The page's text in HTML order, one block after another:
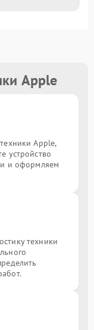
Apple
Apple,
устройство
и оформляем
техники